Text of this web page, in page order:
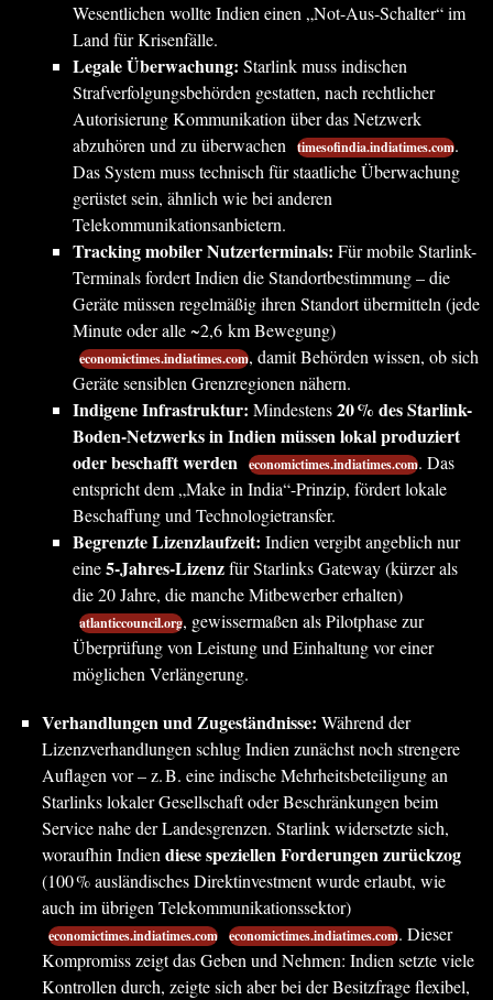
Wesentlichen wollte Indien einen „Not-Aus-Schalter“ im
Land für Krisenfälle.
Legale Überwachung: Starlink muss indischen
Strafverfolgungsbehörden gestatten, nach rechtlicher
Autorisierung Kommunikation über das Netzwerk
abzuhören und zu überwachen timesofindia.indiatimes.com.
Das System muss technisch für staatliche Überwachung
gerüstet sein, ähnlich wie bei anderen
Telekommunikationsanbietern.
Tracking mobiler Nutzerterminals: Für mobile Starlink-
Terminals fordert Indien die Standortbestimmung – die
Geräte müssen regelmäßig ihren Standort übermitteln (jede
Minute oder alle ~2,6 km Bewegung)
economictimes.indiatimes.com, damit Behörden wissen, ob sich
Geräte sensiblen Grenzregionen nähern.
Indigene Infrastruktur: Mindestens20 % des Starlink-
Boden-Netzwerks in Indien müssen lokal produziert
oder beschafft werden economictimes.indiatimes.com. Das
entspricht dem „Make in India“-Prinzip, fördert lokale
Beschaffung und Technologietransfer.
Begrenzte Lizenzlaufzeit: Indien vergibt angeblich nur
eine5-Jahres-Lizenzfür Starlinks Gateway (kürzer als
die 20 Jahre, die manche Mitbewerber erhalten)
atlanticcouncil.org, gewissermaßen als Pilotphase zur
Überprüfung von Leistung und Einhaltung vor einer
möglichen Verlängerung.
Verhandlungen und Zugeständnisse: Während der
Lizenzverhandlungen schlug Indien zunächst noch strengere
Auflagen vor – z. B. eine indische Mehrheitsbeteiligung an
Starlinks lokaler Gesellschaft oder Beschränkungen beim
Service nahe der Landesgrenzen. Starlink widersetzte sich,
woraufhin Indiendiese speziellen Forderungen zurückzog
(100 % ausländisches Direktinvestment wurde erlaubt, wie
auch im übrigen Telekommunikationssektor)
economictimes.indiatimes.com economictimes.indiatimes.com. Dieser
Kompromiss zeigt das Geben und Nehmen: Indien setzte viele
Kontrollen durch, zeigte sich aber bei der Besitzfrage flexibel,